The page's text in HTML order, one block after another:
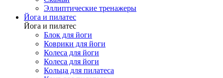
Эллиптические тренажеры
Йога и пилатес
Йога и пилатес
Блок для йоги
Коврики для йоги
Колеса для йоги
Колеса для йоги
Кольца для пилатеса